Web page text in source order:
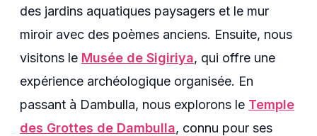
des jardins aquatiques paysagers et le mur
miroir avec des poèmes anciens. Ensuite, nous
visitons le Musée de Sigiriya, qui offre une
expérience archéologique organisée. En
passant à Dambulla, nous explorons le Temple
des Grottes de Dambulla, connu pour ses